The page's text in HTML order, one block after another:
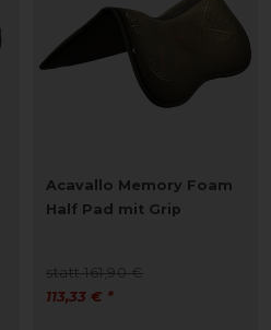
Acavallo Memory Foam
Half Pad mit Grip
statt 161,90 €
113,33 € *